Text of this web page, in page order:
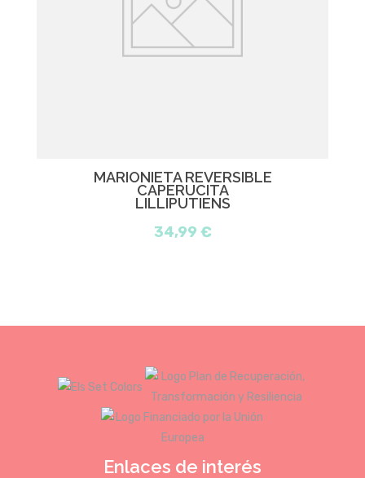
MARIONIETA REVERSIBLE
CAPERUCITA
LILLIPUTIENS
34,99 €
Enlaces de interés